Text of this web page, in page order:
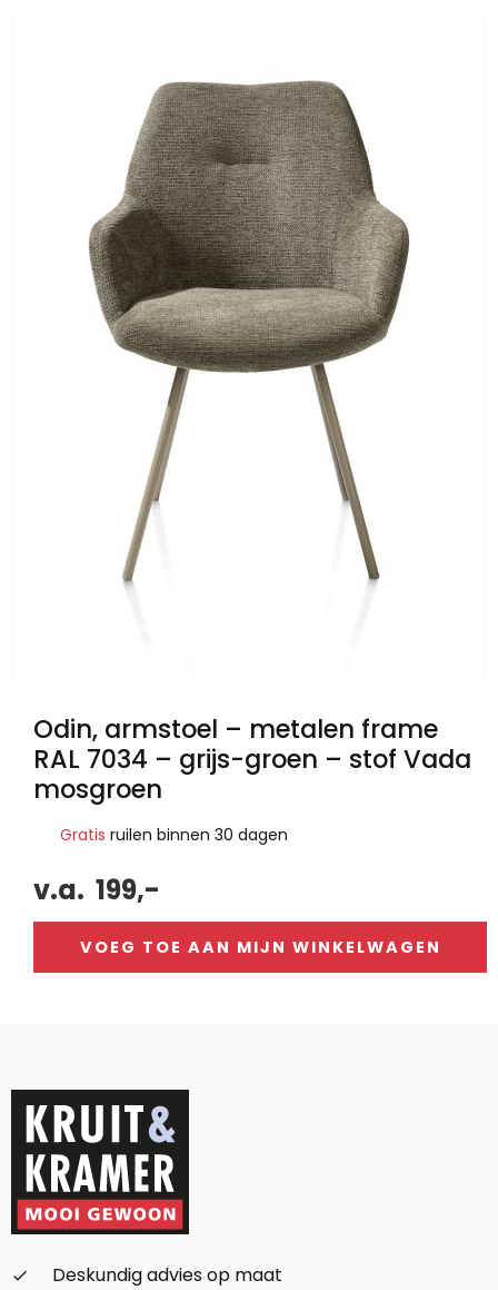
Odin, armstoel – metalen frame
RAL 7034 – grijs-groen – stof Vada
mosgroen
Gratis ruilen binnen 30 dagen
v.a. 199,-
VOEG TOE AAN MIJN WINKELWAGEN
check_small
Deskundig advies op maat